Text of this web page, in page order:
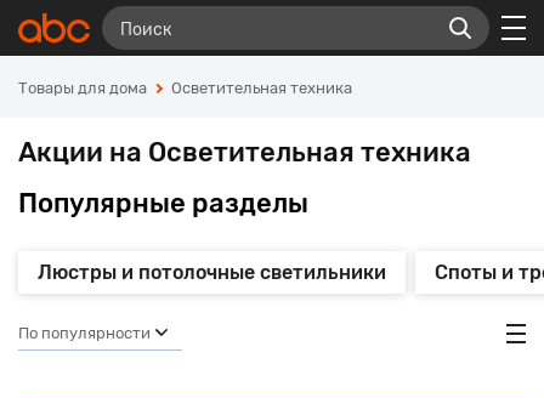
Товары для дома Осветительная техника
Акции на Осветительная техника
Популярные разделы
Люстры и потолочные светильники Споты и
По популярности